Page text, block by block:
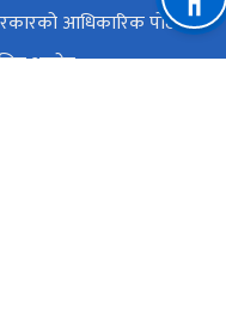
आधिकारिक पोर्टल
आयोग